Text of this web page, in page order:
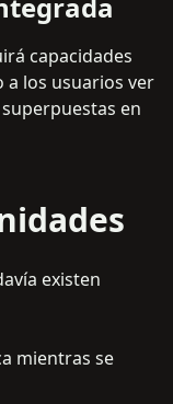
capacidades
los usuarios ver
en
existen
mientras se